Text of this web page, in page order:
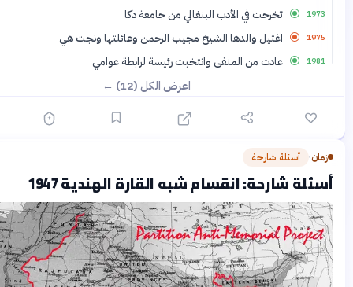
تخرجت في الأدب البنغالي من جامعة دكا
اغتيل والدها الشيخ مجيب الرحمن وعائلتها ونجت هي
عادت من المنفى وانتخبت رئيسة لرابطة عوامي
اعرض الكل (12) ←
أسئلة شارحة
شارحة: انقسام شبه القارة الهندية 1947